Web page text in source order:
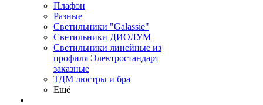
Плафон
Разные
Светильники "Galassie"
Светильники ДИОЛУМ
Светильники линейные из
профиля Электростандарт
заказные
ТДМ люстры и бра
Ещё